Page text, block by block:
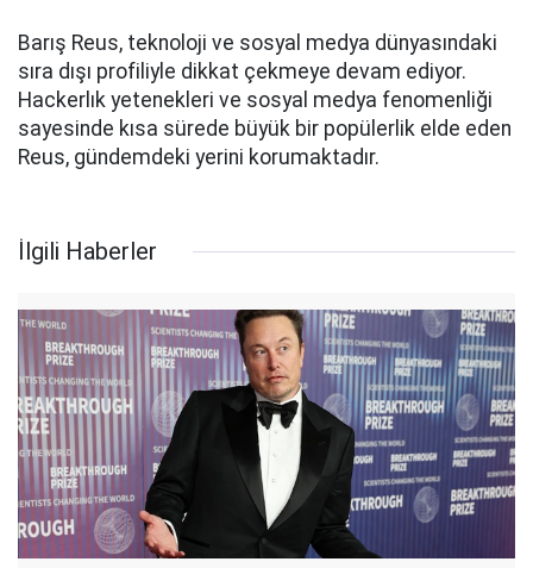
Barış Reus, teknoloji ve sosyal medya dünyasındaki
sıra dışı profiliyle dikkat çekmeye devam ediyor.
Hackerlık yetenekleri ve sosyal medya fenomenliği
sayesinde kısa sürede büyük bir popülerlik elde eden
Reus, gündemdeki yerini korumaktadır.
İlgili Haberler